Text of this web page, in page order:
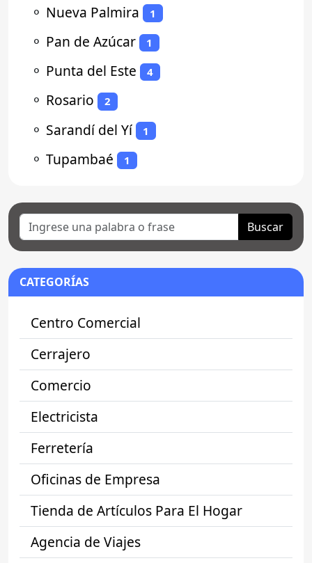
⚬ Nueva Palmira 1
⚬ Pan de Azúcar 1
⚬ Punta del Este 4
⚬ Rosario 2
⚬ Sarandí del Yí 1
⚬ Tupambaé 1
Buscar
CATEGORÍAS
Centro Comercial
Cerrajero
Comercio
Electricista
Ferretería
Oficinas de Empresa
Tienda de Artículos Para El Hogar
Agencia de Viajes